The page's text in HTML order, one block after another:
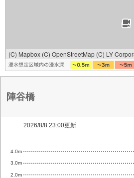
(C) Mapbox (C) OpenStreetMap (C) LY
陣谷橋
2026/8/8 23:00更新
2.0m
3.0m
4.0m